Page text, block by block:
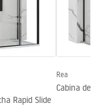
_5.pdf
Rapid Slide
Rea
Cabina de